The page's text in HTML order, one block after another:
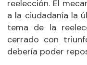
reelección. El
a la ciudadanía la
tema de la
cerrado con
debería poder